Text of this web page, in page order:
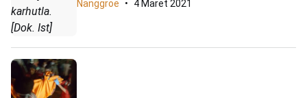
karhutla.
[Dok. Ist]
Nanggroe 4 Maret 2021